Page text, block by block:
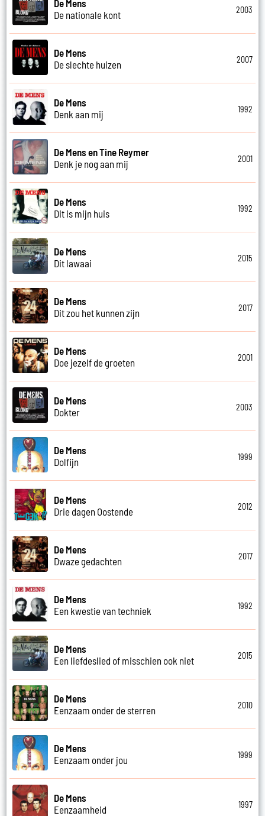
De Mens
De nationale kont
2003
De Mens
De slechte huizen
2007
De Mens
Denk aan mij
1992
De Mens en Tine Reymer
Denk je nog aan mij
2001
De Mens
Dit is mijn huis
1992
De Mens
Dit lawaai
2015
De Mens
Dit zou het kunnen zijn
2017
De Mens
Doe jezelf de groeten
2001
De Mens
Dokter
2003
De Mens
Dolfijn
1999
De Mens
Drie dagen Oostende
2012
De Mens
Dwaze gedachten
2017
De Mens
Een kwestie van techniek
1992
De Mens
Een liefdeslied of misschien ook niet
2015
De Mens
Eenzaam onder de sterren
2010
De Mens
Eenzaam onder jou
1999
De Mens
Eenzaamheid
1997